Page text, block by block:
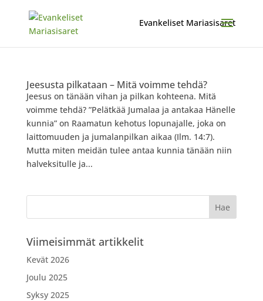
Jeesusta pilkataan – Mitä voimme tehdä?
Jeesus on tänään vihan ja pilkan kohteena. Mitä
voimme tehdä? ”Pelätkää Jumalaa ja antakaa Hänelle
kunnia” on Raamatun kehotus lopunajalle, joka on
laittomuuden ja jumalanpilkan aikaa (Ilm. 14:7).
Mutta miten meidän tulee antaa kunnia tänään niin
halveksitulle ja...
Viimeisimmät artikkelit
Kevät 2026
Joulu 2025
Syksy 2025